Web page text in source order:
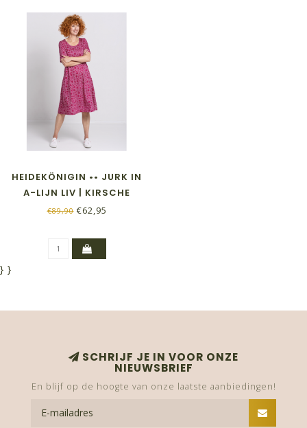
HEIDEKÖNIGIN •• JURK IN
A-LIJN LIV | KIRSCHE
€89,90€62,95
} }
SCHRIJF JE IN VOOR ONZE
NIEUWSBRIEF
En blijf op de hoogte van onze laatste aanbiedingen!